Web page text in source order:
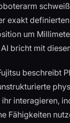
exakt
um
bricht mit
beschreibt
interagieren,
Fähigkeiten